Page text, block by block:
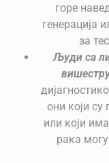
горе
генерација
за
Људи са
они који
или који
рака